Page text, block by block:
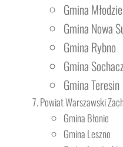
Gmina
Gmina Nowa
Gmina Rybno
Gmina
Gmina Teresin
Powiat Warszawski
Gmina Błonie
Gmina Leszno